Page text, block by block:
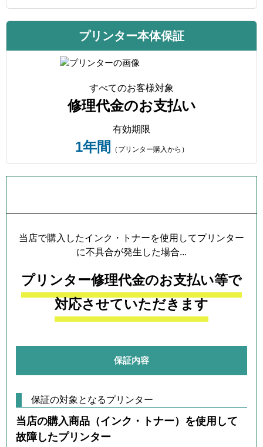
プリンター本体保証
すべてのお客様対象
修理代金のお支払い
有効期限
1年間 （プリンター購入から）
当店で購入したインク・トナーを使用してプリンター
に不具合が発生した場合...
プリンター修理代金のお支払い等で
対応させていただきます
保証内容
保証の対象となるプリンター
当店の購入商品（インク・トナー）を使用して
故障したプリンター